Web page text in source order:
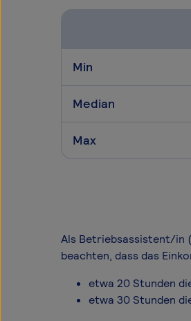
Min
Median
Max
Als Betriebsassistent/in
beachten, dass das
etwa 20 Stunden
etwa 30 Stunden